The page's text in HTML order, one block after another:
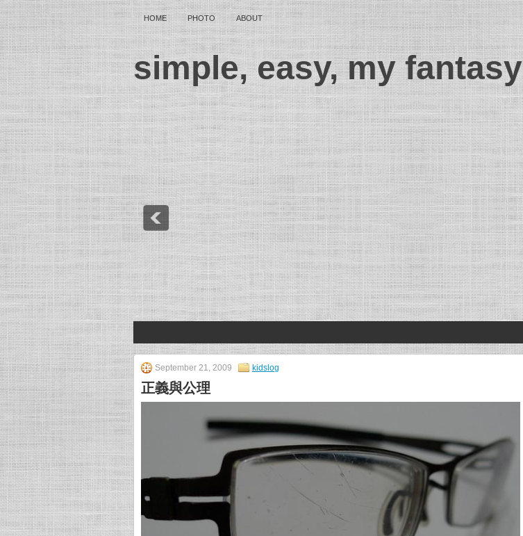
HOME PHOTO ABOUT
simple, easy, my fantasy
September 21, 2009 kidslog
正義與公理